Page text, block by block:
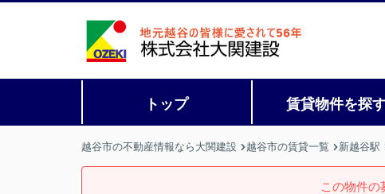
トップ 賃貸物件を探
越谷市の不動産情報なら大関建設 越谷市の賃貸一覧 新越谷駅
この物件の